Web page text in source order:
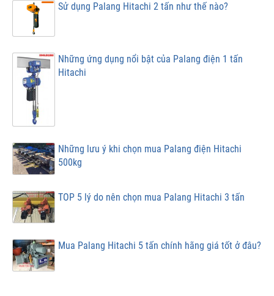
Sử dụng Palang Hitachi 2 tấn như thế nào?
Những ứng dụng nổi bật của Palang điện 1 tấn
Hitachi
Những lưu ý khi chọn mua Palang điện Hitachi
500kg
TOP 5 lý do nên chọn mua Palang Hitachi 3 tấn
Mua Palang Hitachi 5 tấn chính hãng giá tốt ở đâu?